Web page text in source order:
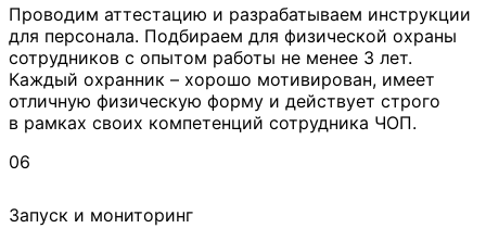
Проводим аттестацию и разрабатываем инструкции
для персонала. Подбираем для физической охраны
сотрудников с опытом работы не менее 3 лет.
Каждый охранник – хорошо мотивирован, имеет
отличную физическую форму и действует строго
в рамках своих компетенций сотрудника ЧОП.
06
Запуск и мониторинг